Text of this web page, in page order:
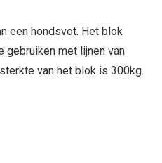
een hondsvot. Het blok
met lijnen van
van het blok is 300kg.